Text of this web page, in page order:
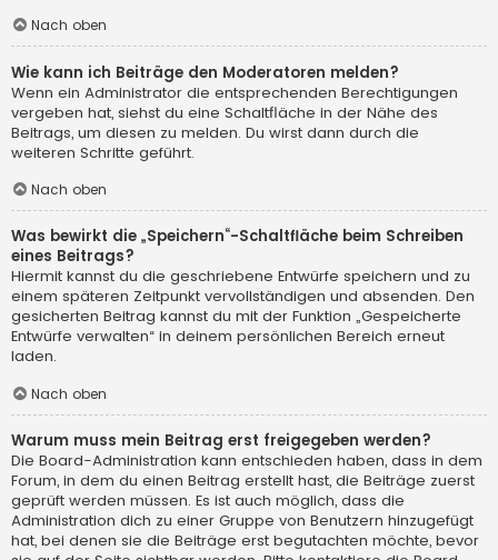
Nach oben
Wie kann ich Beiträge den Moderatoren melden?
Wenn ein Administrator die entsprechenden Berechtigungen
vergeben hat, siehst du eine Schaltfläche in der Nähe des
Beitrags, um diesen zu melden. Du wirst dann durch die
weiteren Schritte geführt.
Nach oben
Was bewirkt die „Speichern“-Schaltfläche beim Schreiben
eines Beitrags?
Hiermit kannst du die geschriebene Entwürfe speichern und zu
einem späteren Zeitpunkt vervollständigen und absenden. Den
gesicherten Beitrag kannst du mit der Funktion „Gespeicherte
Entwürfe verwalten“ in deinem persönlichen Bereich erneut
laden.
Nach oben
Warum muss mein Beitrag erst freigegeben werden?
Die Board-Administration kann entschieden haben, dass in dem
Forum, in dem du einen Beitrag erstellt hast, die Beiträge zuerst
geprüft werden müssen. Es ist auch möglich, dass die
Administration dich zu einer Gruppe von Benutzern hinzugefügt
hat, bei denen sie die Beiträge erst begutachten möchte, bevor